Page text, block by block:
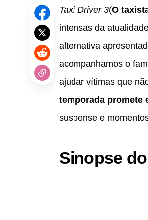
Taxi Driver 3(O
intensas da
alternativa
acompanhamos o
ajudar vítimas que
temporada promete
suspense e
Sinopse